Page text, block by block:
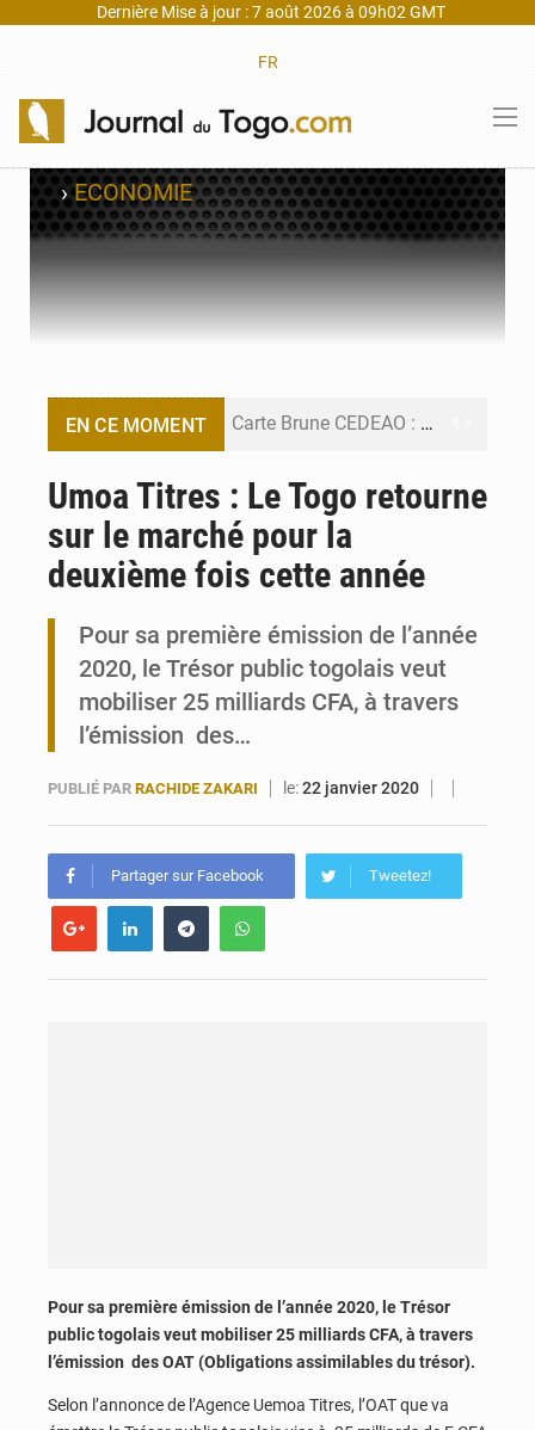
Dernière Mise à jour : 7 août 2026 à 09h02 GMT
FR
›ECONOMIE
EN CE MOMENT Carte Brune CEDEAO : Lomé mise sur la digitalisation des sinistres
Travail domestique non rémunéré : à Saly, l’Afrique veut en mesurer la valeur
Maurice : Démission de la ministre Véronique Leu-Govind
Umoa Titres : Le Togo retourne
sur le marché pour la
deuxième fois cette année
Pour sa première émission de l’année
2020, le Trésor public togolais veut
mobiliser 25 milliards CFA, à travers
l’émission des…
PUBLIÉ PAR RACHIDE ZAKARI le:22 janvier 2020
Partager sur Facebook Tweetez!
Pour sa première émission de l’année 2020, le Trésor
public togolais veut mobiliser 25 milliards CFA, à travers
l’émission des OAT (Obligations assimilables du trésor).
Selon l’annonce de l’Agence Uemoa Titres, l’OAT que va